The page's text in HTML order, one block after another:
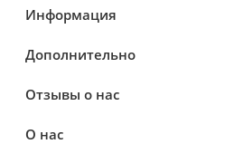
Информация
Дополнительно
Отзывы о нас
О нас